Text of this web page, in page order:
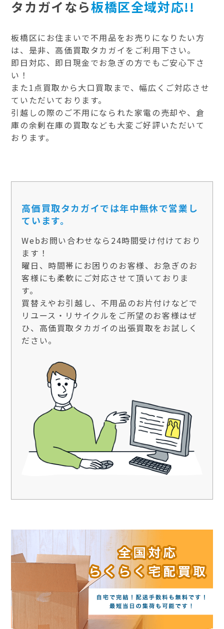
タカガイなら板橋区全域対応!!
板橋区にお住まいで不用品をお売りになりたい方
は、是非、高価買取タカガイをご利用下さい。
即日対応、即日現金でお急ぎの方でもご安心下さ
い！
また1点買取から大口買取まで、幅広くご対応させ
ていただいております。
引越しの際のご不用になられた家電の売却や、倉
庫の余剰在庫の買取なども大変ご好評いただいて
おります。
高価買取タカガイでは年中無休で営業し
ています。
Webお問い合わせなら24時間受け付けており
ます！
曜日、時間帯にお困りのお客様、お急ぎのお
客様にも柔軟にご対応させて頂いておりま
す。
買替えやお引越し、不用品のお片付けなどで
リユース・リサイクルをご所望のお客様はぜ
ひ、高価買取タカガイの出張買取をお試しく
ださい。